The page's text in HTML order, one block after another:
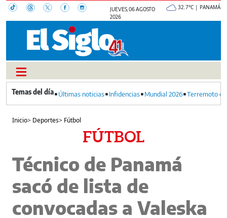
JUEVES, 06 AGOSTO
2026
32.7°C | PANAMÁ
Últimas noticias Infidencias Mundial 2026 Terremoto
Inicio> Deportes> Fútbol
FÚTBOL
Técnico de Panamá
sacó de lista de
convocadas a Valeska